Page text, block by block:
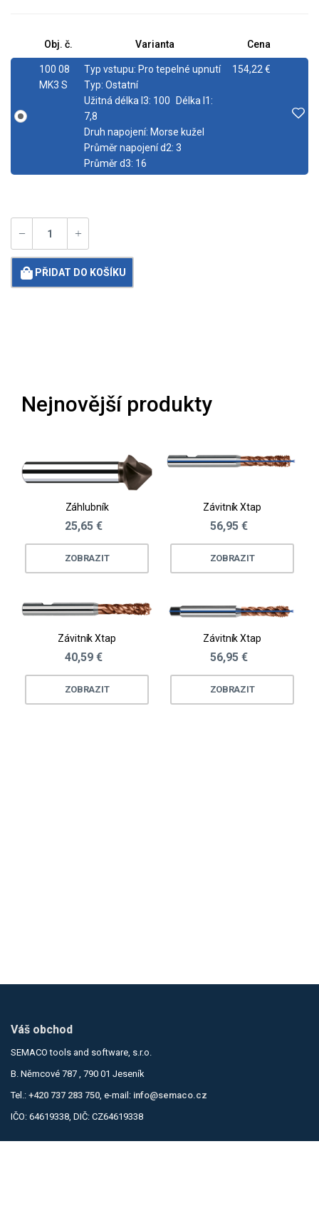
Obj. č. Varianta Cena
100 08
MK3 S
Typ vstupu: Pro tepelné upnutí
Typ: Ostatní
Užitná délka l3: 100
Délka l1:
7,8
Druh napojení: Morse kužel
Průměr napojení d2: 3
Průměr d3: 16
154,22 €
PŘIDAT DO KOŠÍKU
Nejnovější produkty
Záhlubník
25,65 €
ZOBRAZIT
Závitník Xtap
56,95 €
ZOBRAZIT
Závitník Xtap
40,59 €
ZOBRAZIT
Závitník Xtap
56,95 €
ZOBRAZIT
Váš obchod
SEMACO tools and software, s.r.o.
B. Němcové 787 , 790 01 Jeseník
Tel.: +420 737 283 750, e-mail: info@semaco.cz
IČO: 64619338, DIČ: CZ64619338